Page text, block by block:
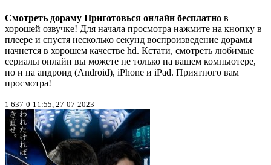
Смотреть дораму Приготовься онлайн бесплатно в
хорошей озвучке! Для начала просмотра нажмите на кнопку в
плеере и спустя несколько секунд воспроизведение дорамы
начнется в хорошем качестве hd. Кстати, смотреть любимые
сериалы онлайн вы можете не только на вашем компьютере,
но и на андроид (Android), iPhone и iPad. Приятного вам
просмотра!
1 637 0 11:55, 27-07-2023